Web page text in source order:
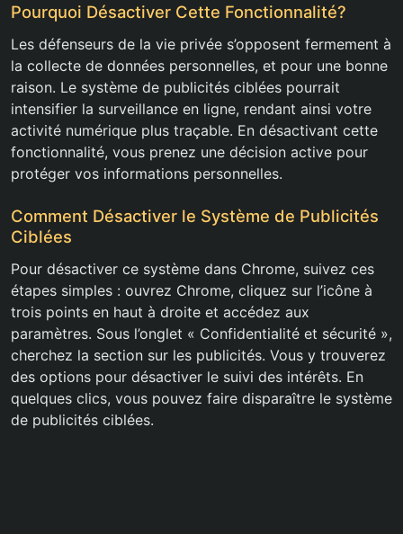
Pourquoi Désactiver Cette Fonctionnalité?
Les défenseurs de la vie privée s’opposent fermement à
la collecte de données personnelles, et pour une bonne
raison. Le système de publicités ciblées pourrait
intensifier la surveillance en ligne, rendant ainsi votre
activité numérique plus traçable. En désactivant cette
fonctionnalité, vous prenez une décision active pour
protéger vos informations personnelles.
Comment Désactiver le Système de Publicités
Ciblées
Pour désactiver ce système dans Chrome, suivez ces
étapes simples : ouvrez Chrome, cliquez sur l’icône à
trois points en haut à droite et accédez aux
paramètres. Sous l’onglet « Confidentialité et sécurité »,
cherchez la section sur les publicités. Vous y trouverez
des options pour désactiver le suivi des intérêts. En
quelques clics, vous pouvez faire disparaître le système
de publicités ciblées.